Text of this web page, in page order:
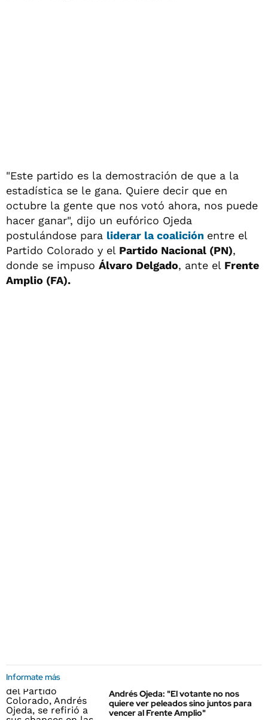
"Este partido es la demostración de que a la
estadística se le gana. Quiere decir que en
octubre la gente que nos votó ahora, nos puede
hacer ganar", dijo un eufórico Ojeda
postulándose para liderar la coalición entre el
Partido Colorado y el Partido Nacional (PN),
donde se impuso Álvaro Delgado, ante el Frente
Amplio (FA).
Informate más
Andrés Ojeda: "El votante no nos
quiere ver peleados sino juntos para
vencer al Frente Amplio"